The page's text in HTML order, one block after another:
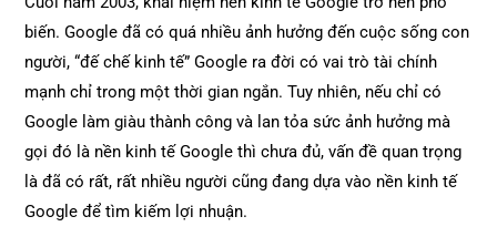
biến. Google đã có quá nhiều ảnh hưởng đến cuộc sống con
người, “đế chế kinh tế” Google ra đời có vai trò tài chính
mạnh chỉ trong một thời gian ngắn. Tuy nhiên, nếu chỉ có
Google làm giàu thành công và lan tỏa sức ảnh hưởng mà
gọi đó là nền kinh tế Google thì chưa đủ, vấn đề quan trọng
là đã có rất, rất nhiều người cũng đang dựa vào nền kinh tế
Google để tìm kiếm lợi nhuận.